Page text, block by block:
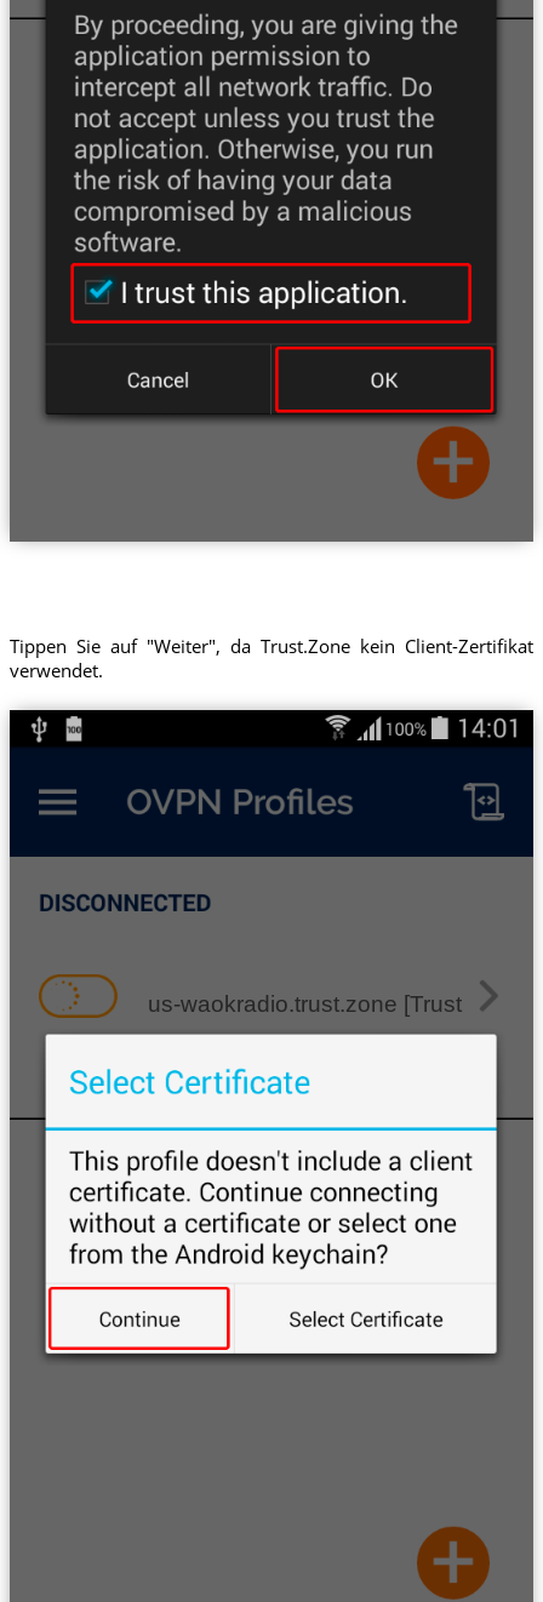
Tippen Sie auf "Weiter", da Trust.Zone kein Client-Zertifikat
verwendet.
us-waokradio.trust.zone [Trust.Zone-